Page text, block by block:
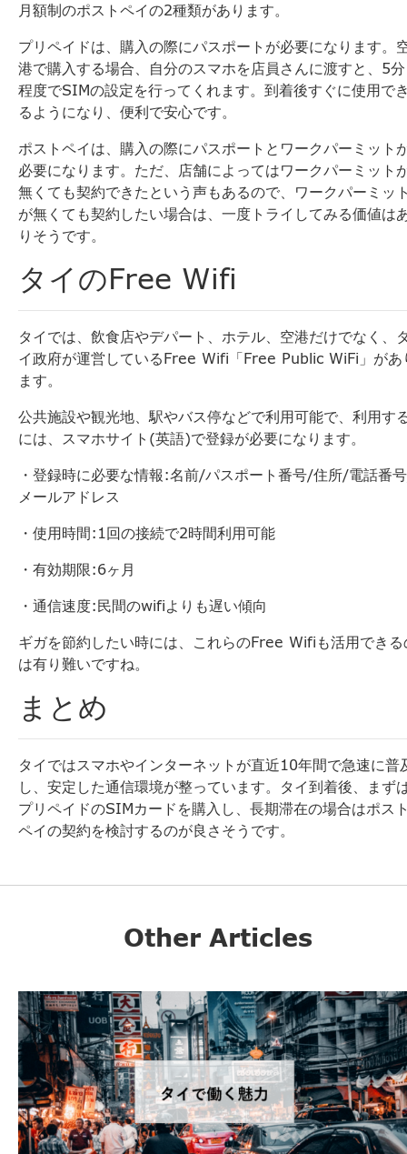
月額制のポストペイの2種類があります。
プリペイドは、購入の際にパスポートが必要になります。
港で購入する場合、自分のスマホを店員さんに渡すと、 5分
程度でSIMの設定を行ってくれます。 到着後すぐに使用で
るようになり、便利で安心です。
ポストペイは、 購入の際にパスポートとワークパーミット
必要になります。 ただ、
店舗によってはワークパーミット
無くても契約できたという声もあるので、ワークパーミッ
が無くても契約したい場合は、 一度トライしてみる価値は
りそうです。
タイのFree Wifi
タイでは、飲食店やデパート、ホテル、空港だけでなく、
イ政府が運営しているFree Wifi「Free Public WiFi」があ
ます。
公共施設や観光地、駅やバス停などで利用可能で、利用す
には、
スマホサイト(英語)で登録が必要になります。
・登録時に必要な情報:名前/パスポート番号/住所/電話番
メールアドレス
・使用時間:1回の接続で2時間利用可能
・有効期限:6ヶ月
・通信速度:民間のwifiよりも遅い傾向
ギガを節約したい時には、これらのFree Wifiも活用できる
は有り難いですね。
まとめ
タイではスマホやインターネットが直近10年間で急速に普
し、 安定した通信環境が整っています。タイ到着後、
まず
プリペイドのSIMカードを購入し、 長期滞在の場合はポス
ペイの契約を検討するのが良さそうです。
Other Articles